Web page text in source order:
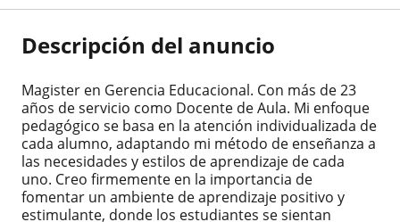
Descripción del anuncio
Magister en Gerencia Educacional. Con más de 23
años de servicio como Docente de Aula. Mi enfoque
pedagógico se basa en la atención individualizada de
cada alumno, adaptando mi método de enseñanza a
las necesidades y estilos de aprendizaje de cada
uno. Creo firmemente en la importancia de
fomentar un ambiente de aprendizaje positivo y
estimulante, donde los estudiantes se sientan